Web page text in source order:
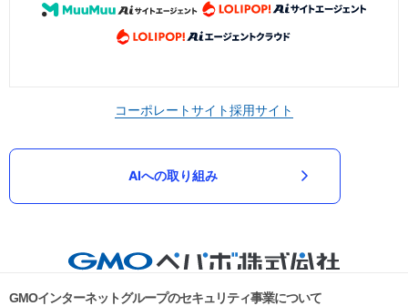
コーポレートサイト採用サイト
AIへの取り組み
GMOインターネットグループのセキュリティ事業について